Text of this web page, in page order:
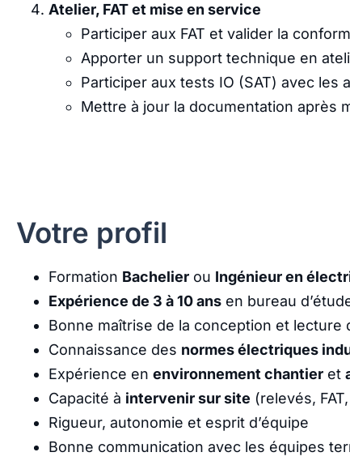
Atelier, FAT et mise en service
Participer aux FAT et valider la
Apporter un support technique en
Participer aux tests IO (SAT) avec les
Mettre à jour la documentation après
Votre profil
Formation Bachelier ou Ingénieur en
Expérience de 3 à 10 ans en bureau
Bonne maîtrise de la conception et lecture
Connaissance des normes électriques
Expérience en environnement chantier et
Capacité à intervenir sur site (relevés,
Rigueur, autonomie et esprit d’équipe
Bonne communication avec les équipes